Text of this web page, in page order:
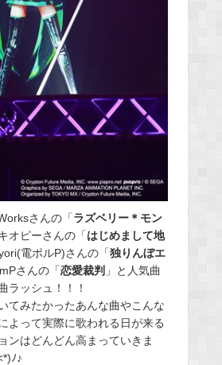
さんの「ラズベリー＊モン
オピーさんの「はじめまして地
電ポルP)さんの「独りんぼエ
さんの「恋愛裁判 」と人気曲
ラッシュ！！！
てみたかったあんな曲やこんな
よって実際に歌われる日が来る
ンはどんどん高まっていきま
ﾉ♪